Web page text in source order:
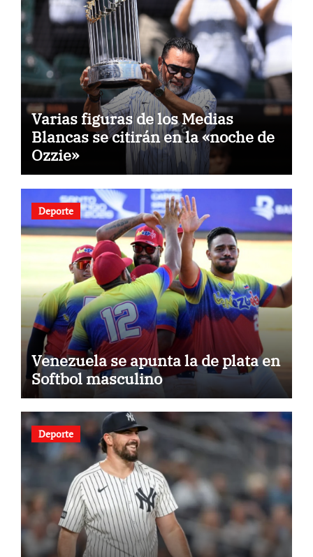
Varias figuras de los Medias
Blancas se citirán en la «noche de
Ozzie»
Deporte
Venezuela se apunta la de plata en
Softbol masculino
Deporte